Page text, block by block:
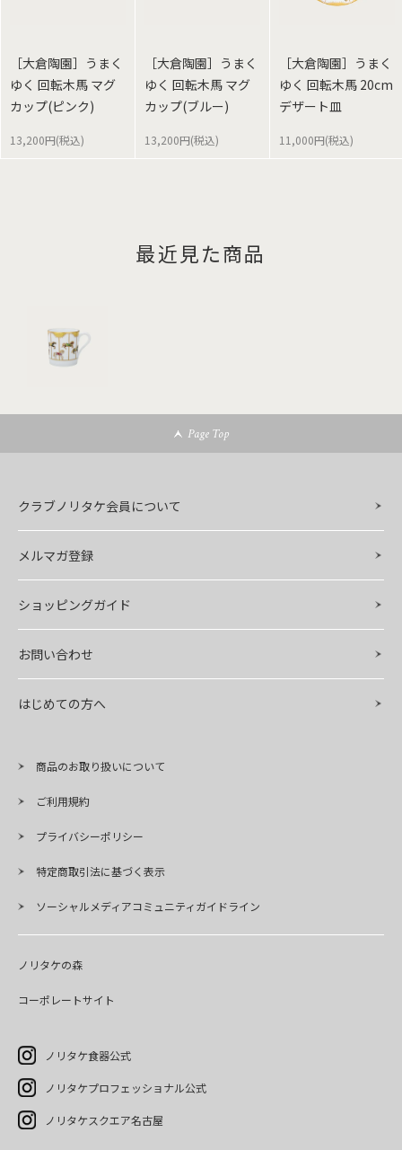
［大倉陶園］うまく
ゆく 回転木馬 マグ
カップ(ピンク)
13,200円(税込)
［大倉陶園］うまく
ゆく 回転木馬 マグ
カップ(ブルー)
13,200円(税込)
［大倉陶園］うまく
ゆく 回転木馬 20cm
デザート皿
11,000円(税込)
最近見た商品
Page Top
クラブノリタケ会員について
メルマガ登録
ショッピングガイド
お問い合わせ
はじめての方へ
商品のお取り扱いについて
ご利用規約
プライバシーポリシー
特定商取引法に基づく表示
ソーシャルメディアコミュニティガイドライン
ノリタケの森
コーポレートサイト
ノリタケ食器公式
ノリタケプロフェッショナル公式
ノリタケスクエア名古屋